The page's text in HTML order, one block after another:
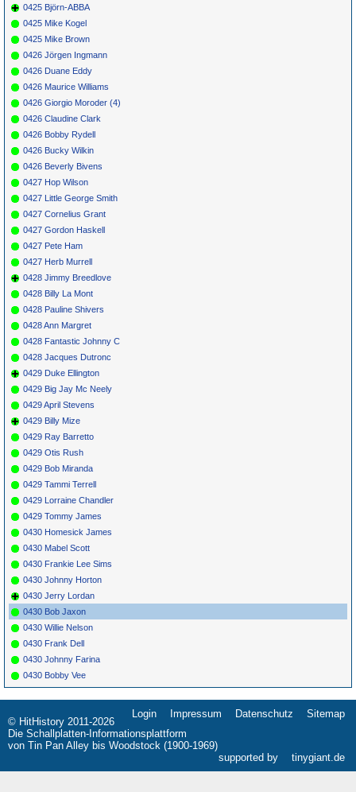
0425 Björn-ABBA
0425 Mike Kogel
0425 Mike Brown
0426 Jörgen Ingmann
0426 Duane Eddy
0426 Maurice Williams
0426 Giorgio Moroder (4)
0426 Claudine Clark
0426 Bobby Rydell
0426 Bucky Wilkin
0426 Beverly Bivens
0427 Hop Wilson
0427 Little George Smith
0427 Cornelius Grant
0427 Gordon Haskell
0427 Pete Ham
0427 Herb Murrell
0428 Jimmy Breedlove
0428 Billy La Mont
0428 Pauline Shivers
0428 Ann Margret
0428 Fantastic Johnny C
0428 Jacques Dutronc
0429 Duke Ellington
0429 Big Jay Mc Neely
0429 April Stevens
0429 Billy Mize
0429 Ray Barretto
0429 Otis Rush
0429 Bob Miranda
0429 Tammi Terrell
0429 Lorraine Chandler
0429 Tommy James
0430 Homesick James
0430 Mabel Scott
0430 Frankie Lee Sims
0430 Johnny Horton
0430 Jerry Lordan
0430 Bob Jaxon
0430 Willie Nelson
0430 Frank Dell
0430 Johnny Farina
0430 Bobby Vee
Navigation
überspringen
Login Impressum Datenschutz Sitemap
© HitHistory 2011-2026
Die Schallplatten-Informationsplattform
von Tin Pan Alley bis Woodstock (1900-1969)
supported by
tinygiant.de